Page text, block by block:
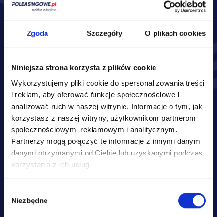
Zgoda Szczegóły O plikach cookies
Niniejsza strona korzysta z plików cookie
Wykorzystujemy pliki cookie do spersonalizowania treści
i reklam, aby oferować funkcje społecznościowe i
analizować ruch w naszej witrynie. Informacje o tym, jak
korzystasz z naszej witryny, użytkownikom partnerom
społecznościowym, reklamowym i analitycznym.
Partnerzy mogą połączyć te informacje z innymi danymi
danymi otrzymanymi od Ciebie lub uzyskanymi podczas
korzystania z ich usług.
zgody
Niezbędne
Zakres ubezpieczenia:*
OC
Assistance NNW
Auto szyby GAO
Inne
Podane przez Ciebie danych osobowych jest dobrowolne, stanowi
jednak warunek sporządzenia oraz przedstawienia Ci oferty